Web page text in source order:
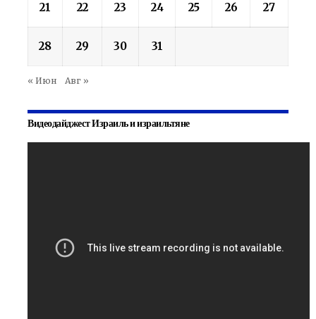
21 22 23 24 25 26 27
28 29 30 31
« Июн Авг »
Видеодайджест Израиль и израильтяне